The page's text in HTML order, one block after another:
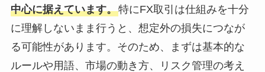
中心に据えています。特にFX取引は仕組みを十分
に理解しないまま行うと、想定外の損失につなが
る可能性があります。そのため、まずは基本的な
ルールや用語、市場の動き方、リスク管理の考え